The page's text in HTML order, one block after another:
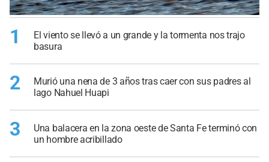
1
El viento se llevó a un grande y la tormenta nos trajo
basura
2
Murió una nena de 3 años tras caer con sus padres al
lago Nahuel Huapi
3
Una balacera en la zona oeste de Santa Fe terminó con
un hombre acribillado